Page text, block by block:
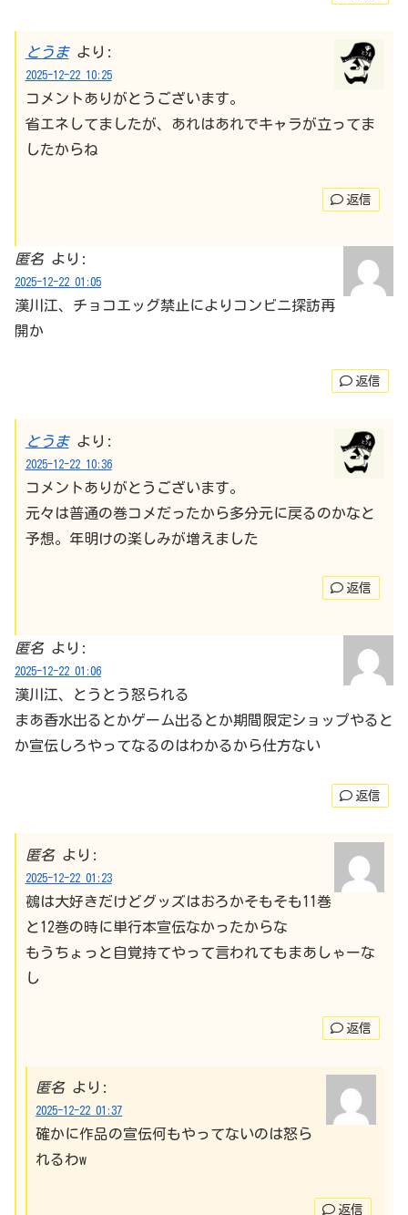
とうま より:
2025-12-22 10:25
コメントありがとうございます。
省エネしてましたが、あれはあれでキャラが立ってま
したからね
返信
匿名 より:
2025-12-22 01:05
漢川江、チョコエッグ禁止によりコンビニ探訪再
開か
返信
とうま より:
2025-12-22 10:36
コメントありがとうございます。
元々は普通の巻コメだったから多分元に戻るのかなと
予想。年明けの楽しみが増えました
返信
匿名 より:
2025-12-22 01:06
漢川江、とうとう怒られる
まあ香水出るとかゲーム出るとか期間限定ショップやると
か宣伝しろやってなるのはわかるから仕方ない
返信
匿名 より:
2025-12-22 01:23
鵺は大好きだけどグッズはおろかそもそも11巻
と12巻の時に単行本宣伝なかったからな
もうちょっと自覚持てやって言われてもまあしゃーな
し
返信
匿名 より:
2025-12-22 01:37
確かに作品の宣伝何もやってないのは怒ら
れるわw
返信